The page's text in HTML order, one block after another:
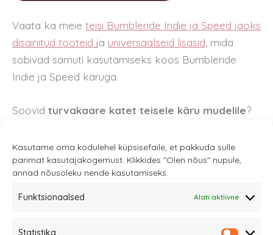
Kasutame oma kodulehel küpsisefaile, et pakkuda sulle
parimat kasutajakogemust. Klikkides "Olen nõus" nupule,
annad nõusoleku nende kasutamiseks.
Funktsionaalsed Alati aktiivne
Statistika
Vaata ka meie teisi Bumbleride Indie ja Speed jaoks
disainitud tooteid ja universaalseid lisasid mida
sobivad samuti kasutamiseks koos Bumbleride
Indie ja Speed käruga.
Soovid turvakaare katet teisele käru mudelile?